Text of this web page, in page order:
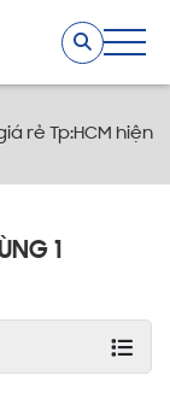
rẻ Tp:HCM hiện
1